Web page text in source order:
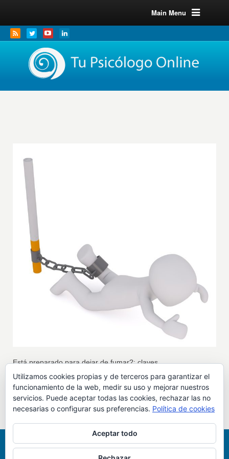
Main Menu
Está preparado para dejar de fumar?: claves.
¿Esta preparado para dejar de fuma?
Utilizamos cookies propias y de terceros para garantizar el
funcionamiento de la web, medir su uso y mejorar nuestros
servicios. Puede aceptar todas las cookies, rechazar las no
necesarias o configurar sus preferencias. Política de cookies
Aceptar todo